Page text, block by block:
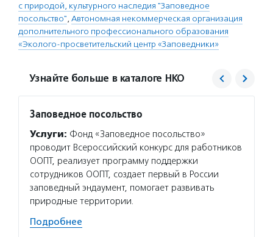
с природой, культурного наследия "Заповедное
посольство", Автономная некоммерческая организация
дополнительного профессионального образования
«Эколого-просветительский центр «Заповедники»
Узнайте больше в каталоге НКО
Заповедное посольство
Услуги: Фонд «Заповедное посольство»
проводит Всероссийский конкурс для работников
ООПТ, реализует программу поддержки
сотрудников ООПТ, создает первый в России
заповедный эндаумент, помогает развивать
природные территории.
Подробнее